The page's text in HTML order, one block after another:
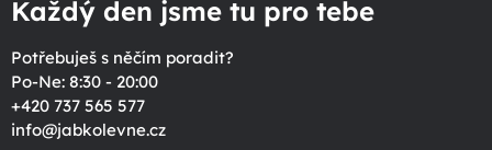
Každý den jsme tu pro tebe
Potřebuješ s něčím poradit?
Po-Ne: 8:30 - 20:00
+420 737 565 577
info@jabkolevne.cz